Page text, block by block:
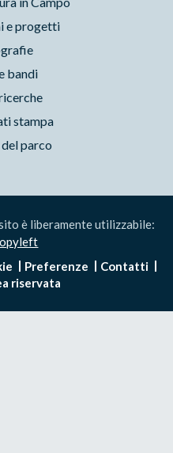
e progetti
bandi
stampa
parco
è liberamente utilizzabile:
Preferenze
Contatti
riservata